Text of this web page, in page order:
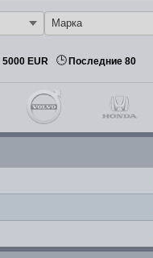
EUR 🕒 Последние 80